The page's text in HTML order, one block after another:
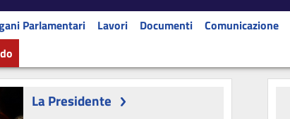
Parlamentari Lavori Documenti Comunicazione
La Presidente